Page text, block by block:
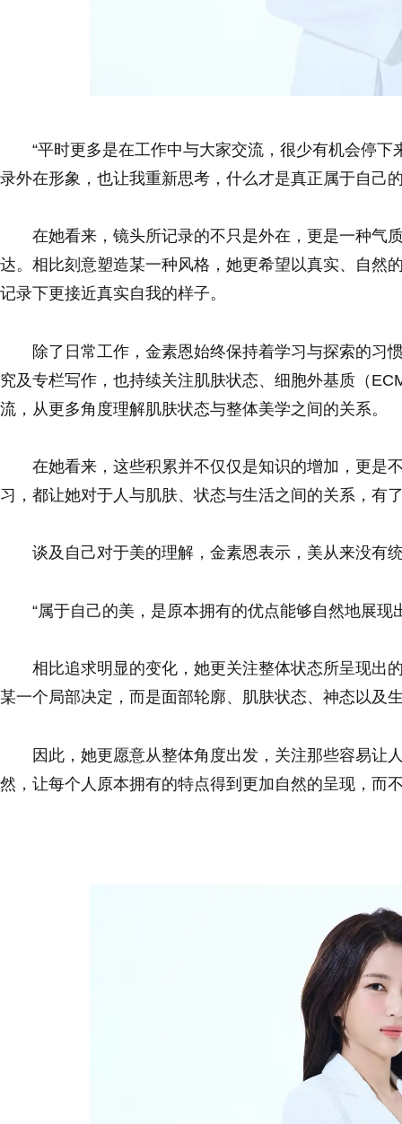
“平时更多是在工作中与大家交流，很少有机会停
录外在形象，也让我重新思考，什么才是真正属于自己
在她看来，镜头所记录的不只是外在，更是一种气
达。相比刻意塑造某一种风格，她更希望以真实、自然
记录下更接近真实自我的样子。
除了日常工作，金素恩始终保持着学习与探索的习
究及专栏写作，也持续关注肌肤状态、细胞外基质（
流，从更多角度理解肌肤状态与整体美学之间的关系。
在她看来，这些积累并不仅仅是知识的增加，更是
习，都让她对于人与肌肤、状态与生活之间的关系，有
谈及自己对于美的理解，金素恩表示，美从来没有
“属于自己的美，是原本拥有的优点能够自然地展现
相比追求明显的变化，她更关注整体状态所呈现出
某一个局部决定，而是面部轮廓、肌肤状态、神态以及
因此，她更愿意从整体角度出发，关注那些容易让
然，让每个人原本拥有的特点得到更加自然的呈现，而